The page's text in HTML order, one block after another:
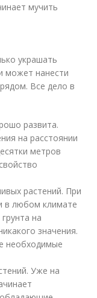
мучить
украшать
может нанести
Все дело в
развита.
на расстоянии
метров
растений. При
в любом климате
на
значения.
необходимые
Уже на